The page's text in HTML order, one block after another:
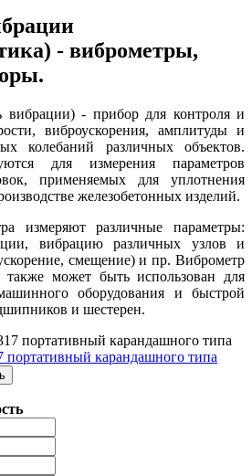
- виброметры,
вибрации) - прибор для контроля и
виброускорения, амплитуды и
колебаний различных объектов.
для измерения параметров
применяемых для уплотнения
железобетонных изделий.
измеряют различные параметры:
вибрацию различных узлов и
смещение) и пр. Виброметр
также может быть использован для
оборудования и быстрой
и шестерен.
карандашного типа